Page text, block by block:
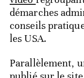
démarches
conseils
les USA.
Parallèlement,